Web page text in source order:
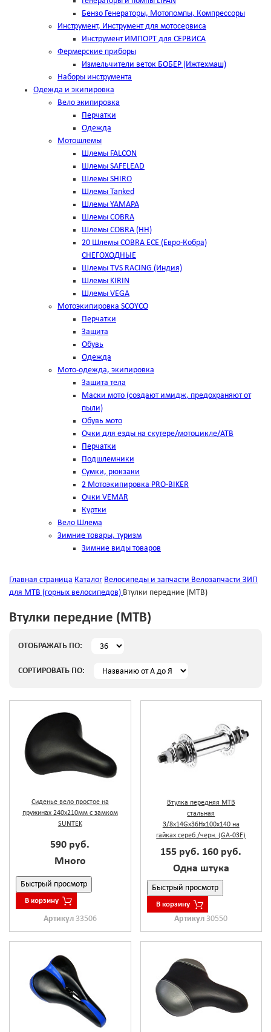
Бензо Генераторы, Мотопомпы, Компрессоры
Инструмент, Инструмент для мотосервиса
Инструмент ИМПОРТ для СЕРВИСА
Фермерские приборы
Измельчители веток БОБЕР (Ижтехмаш)
Наборы инструмента
Одежда и экипировка
Вело экипировка
Перчатки
Одежда
Мотошлемы
Шлемы FALCON
Шлемы SAFELEAD
Шлемы SHIRO
Шлемы Tanked
Шлемы YAMAPA
Шлемы COBRA
Шлемы COBRA (HH)
20 Шлемы COBRA ECE (Евро-Кобра)
СНЕГОХОДНЫЕ
Шлемы TVS RACING (Индия)
Шлемы KIRIN
Шлемы VEGA
Мотоэкипировка SCOYCO
Перчатки
Защита
Обувь
Одежда
Мото-одежда, экипировка
Защита тела
Маски мото (создают имидж, предохраняют от
пыли)
Обувь мото
Очки для езды на скутере/мотоцикле/АТВ
Перчатки
Подшлемники
Сумки, рюкзаки
2 Мотоэкипировка PRO-BIKER
Очки VEMAR
Куртки
Вело Шлема
Зимние товары, туризм
Зимние виды товаров
Главная страница Каталог Велосипеды и запчасти Велозапчасти ЗИП
для MTB (горных велосипедов) Втулки передние (MTB)
Втулки передние (MTB)
ОТОБРАЖАТЬ ПО:
СОРТИРОВАТЬ ПО:
Сиденье вело простое на
пружинах 240х210мм с замком
SUNTEK
590 руб.
Много
Быстрый просмотр
В корзину
Артикул 33506
Втулка передняя МТВ
стальная
3/8x14Gx36Hx100x140 на
гайках сереб./черн. (GA-03F)
155 руб. 160 руб.
Одна штука
Быстрый просмотр
В корзину
Артикул30550